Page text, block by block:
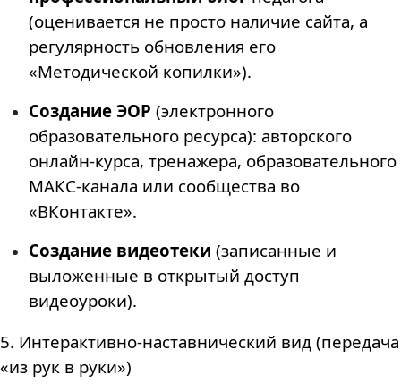
(оценивается не просто наличие сайта, а
регулярность обновления его
«Методической копилки»).
Создание ЭОР (электронного
образовательного ресурса): авторского
онлайн-курса, тренажера, образовательного
МАКС-канала или сообщества во
«ВКонтакте».
Создание видеотеки (записанные и
выложенные в открытый доступ
видеоуроки).
5. Интерактивно-наставнический вид (передача
«из рук в руки»)